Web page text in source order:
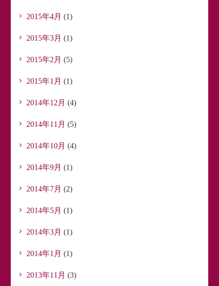
2015年4月 (1)
2015年3月 (1)
2015年2月 (5)
2015年1月 (1)
2014年12月 (4)
2014年11月 (5)
2014年10月 (4)
2014年9月 (1)
2014年7月 (2)
2014年5月 (1)
2014年3月 (1)
2014年1月 (1)
2013年11月 (3)